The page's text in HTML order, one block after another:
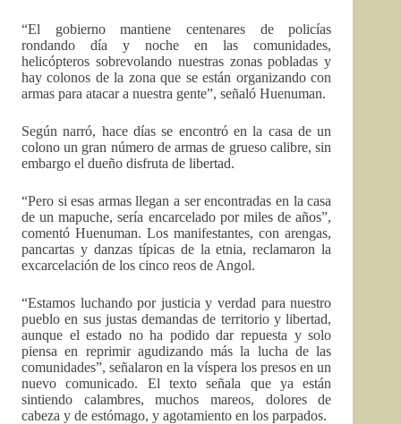
“El gobierno mantiene centenares de policías
rondando día y noche en las comunidades,
helicópteros sobrevolando nuestras zonas pobladas y
hay colonos de la zona que se están organizando con
armas para atacar a nuestra gente”, señaló Huenuman.
Según narró, hace días se encontró en la casa de un
colono un gran número de armas de grueso calibre, sin
embargo el dueño disfruta de libertad.
“Pero si esas armas llegan a ser encontradas en la casa
de un mapuche, sería encarcelado por miles de años”,
comentó Huenuman. Los manifestantes, con arengas,
pancartas y danzas típicas de la etnia, reclamaron la
excarcelación de los cinco reos de Angol.
“Estamos luchando por justicia y verdad para nuestro
pueblo en sus justas demandas de territorio y libertad,
aunque el estado no ha podido dar repuesta y solo
piensa en reprimir agudizando más la lucha de las
comunidades”, señalaron en la víspera los presos en un
nuevo comunicado. El texto señala que ya están
sintiendo calambres, muchos mareos, dolores de
cabeza y de estómago, y agotamiento en los parpados.